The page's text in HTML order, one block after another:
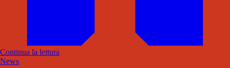
Continua la lettura
News